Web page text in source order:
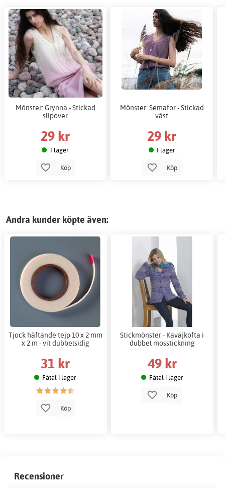
Mönster: Grynna - Stickad
slipover
29 kr
I lager
Köp
Mönster: Semafor - Stickad
väst
29 kr
I lager
Köp
Andra kunder köpte även:
Tjock häftande tejp 10 x 2 mm
x 2 m - vit dubbelsidig
31 kr
Fåtal i lager
Köp
Stickmönster - Kavajkofta i
dubbel mosstickning
49 kr
Fåtal i lager
Köp
Recensioner